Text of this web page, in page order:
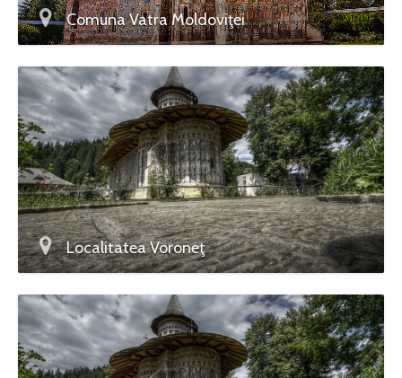
Comuna Vatra Moldoviţei
Localitatea Voroneţ